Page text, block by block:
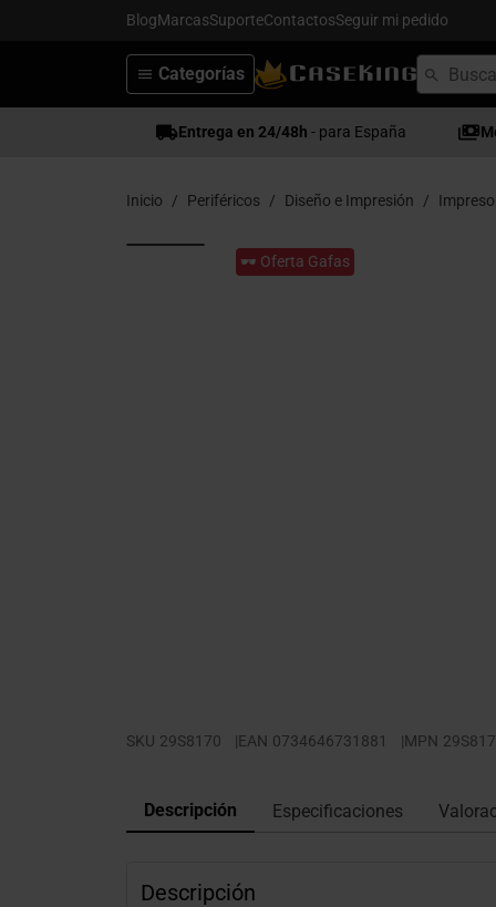
BlogMarcasSuporteContactosSeguir mi pedido
Categorías
Entrega en 24/48h - para España
Inicio Periféricos Diseño e Impresión
🕶️ Oferta Gafas
SKU 29S8170 |EAN 0734646731881 |MPN
Descripción Especificaciones
Descripción